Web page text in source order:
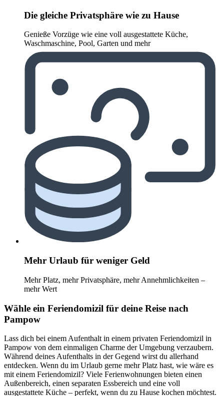
Die gleiche Privatsphäre wie zu Hause
Genieße Vorzüge wie eine voll ausgestattete Küche,
Waschmaschine, Pool, Garten und mehr
Mehr Urlaub für weniger Geld
Mehr Platz, mehr Privatsphäre, mehr Annehmlichkeiten –
mehr Wert
Wähle ein Feriendomizil für deine Reise nach
Pampow
Lass dich bei einem Aufenthalt in einem privaten Feriendomizil in
Pampow von dem einmaligen Charme der Umgebung verzaubern.
Während deines Aufenthalts in der Gegend wirst du allerhand
entdecken. Wenn du im Urlaub gerne mehr Platz hast, wie wäre es
mit einem Feriendomizil? Viele Ferienwohnungen bieten einen
Außenbereich, einen separaten Essbereich und eine voll
ausgestattete Küche – perfekt, wenn du zu Hause kochen möchtest.